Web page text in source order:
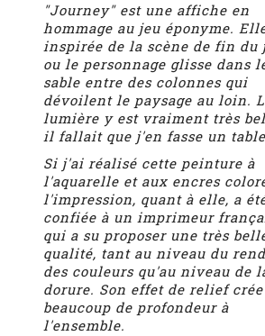
"Journey" est une affiche en
hommage au jeu éponyme.
inspirée de la scène de fin du
ou le personnage glisse dans
sable entre des colonnes qui
dévoilent le paysage au loin.
lumière y est vraiment très
il fallait que j'en fasse un
Si j'ai réalisé cette peinture à
l'aquarelle et aux encres
l'impression, quant à elle, a
confiée à un imprimeur
qui a su proposer une très
qualité, tant au niveau du
des couleurs qu'au niveau de
dorure. Son effet de relief crée
beaucoup de profondeur à
l'ensemble.